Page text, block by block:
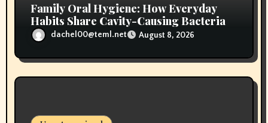
Family Oral Hygiene: How Everyday
Habits Share Cavity-Causing Bacteria
dachel00@teml.net August 8, 2026